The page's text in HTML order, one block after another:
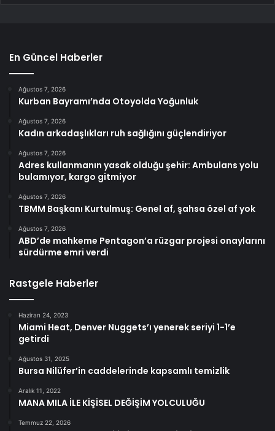
En Güncel Haberler
Ağustos 7, 2026
Kurban Bayramı’nda Otoyolda Yoğunluk
Ağustos 7, 2026
Kadın arkadaşlıkları ruh sağlığını güçlendiriyor
Ağustos 7, 2026
Adres kullanmanın yasak olduğu şehir: Ambulans yolu
bulamıyor, kargo gitmiyor
Ağustos 7, 2026
TBMM Başkanı Kurtulmuş: Genel af, şahsa özel af yok
Ağustos 7, 2026
ABD’de mahkeme Pentagon’a rüzgar projesi onaylarını
sürdürme emri verdi
Rastgele Haberler
Haziran 24, 2023
Miami Heat, Denver Nuggets’ı yenerek seriyi 1-1’e
getirdi
Ağustos 31, 2025
Bursa Nilüfer’in caddelerinde kapsamlı temizlik
Aralık 11, 2022
MANA MILA İLE KİŞİSEL DEĞİŞİM YOLCULUĞU
Temmuz 22, 2026